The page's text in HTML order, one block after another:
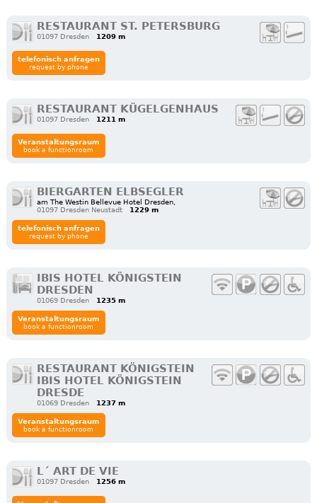
RESTAURANT ST. PETERSBURG
01097 Dresden 1209 m
telefonisch anfragen
request by phone
RESTAURANT KÜGELGENHAUS
01097 Dresden 1211 m
Veranstaltungsraum
book a functionroom
BIERGARTEN ELBSEGLER
am The Westin Bellevue Hotel Dresden,
01097 Dresden Neustadt
1229 m
telefonisch anfragen
request by phone
IBIS HOTEL KÖNIGSTEIN
DRESDEN
01069 Dresden 1235 m
Veranstaltungsraum
book a functionroom
RESTAURANT KÖNIGSTEIN
IBIS HOTEL KÖNIGSTEIN
DRESDE
01069 Dresden 1237 m
Veranstaltungsraum
book a functionroom
L´ ART DE VIE
01097 Dresden 1256 m